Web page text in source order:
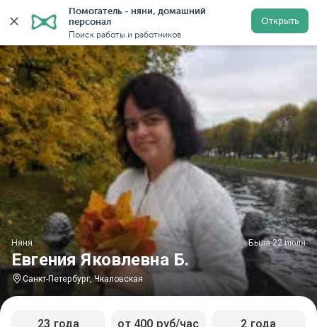
Помогатель - няни, домашний
персонал
Поиск работы и работников
Открыть
Главная Няни Няни в Санкт-Петербурге Няни у
Евгения Яковлевна Б.
Няня Была 22 июля
Санкт-Петербург, Чкаловская
23 года от 400 руб/час 2 года